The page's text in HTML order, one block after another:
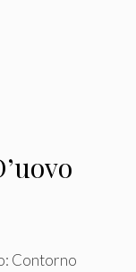
Contorno